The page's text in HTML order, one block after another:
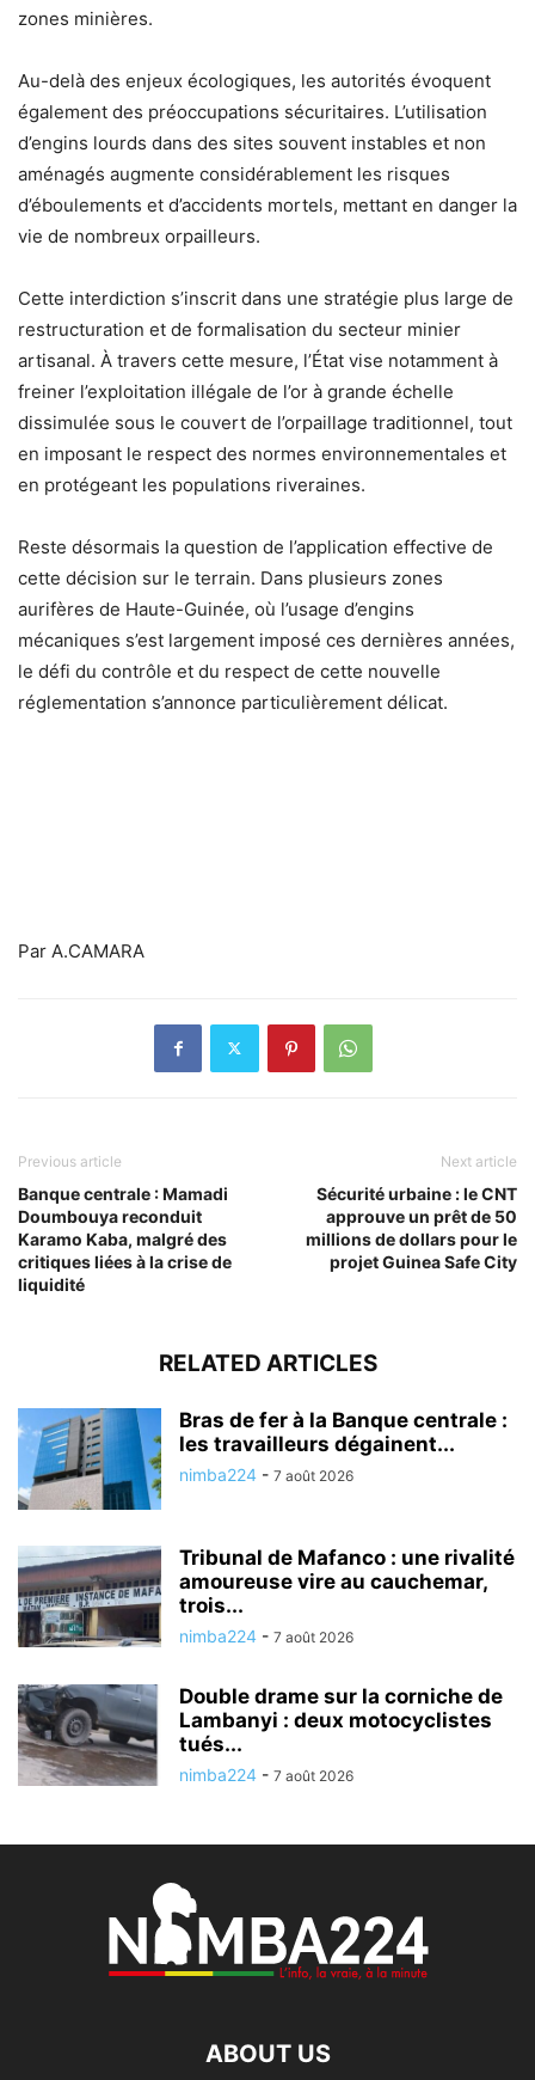
zones minières.
Au-delà des enjeux écologiques, les autorités évoquent
également des préoccupations sécuritaires. L’utilisation
d’engins lourds dans des sites souvent instables et non
aménagés augmente considérablement les risques
d’éboulements et d’accidents mortels, mettant en danger la
vie de nombreux orpailleurs.
Cette interdiction s’inscrit dans une stratégie plus large de
restructuration et de formalisation du secteur minier
artisanal. À travers cette mesure, l’État vise notamment à
freiner l’exploitation illégale de l’or à grande échelle
dissimulée sous le couvert de l’orpaillage traditionnel, tout
en imposant le respect des normes environnementales et
en protégeant les populations riveraines.
Reste désormais la question de l’application effective de
cette décision sur le terrain. Dans plusieurs zones
aurifères de Haute-Guinée, où l’usage d’engins
mécaniques s’est largement imposé ces dernières années,
le défi du contrôle et du respect de cette nouvelle
réglementation s’annonce particulièrement délicat.
Par A.CAMARA
Previous article
Banque centrale : Mamadi
Doumbouya reconduit
Karamo Kaba, malgré des
critiques liées à la crise de
liquidité
Next article
Sécurité urbaine : le CNT
approuve un prêt de 50
millions de dollars pour le
projet Guinea Safe City
RELATED ARTICLES
Bras de fer à la Banque centrale :
les travailleurs dégainent...
nimba224 - 7 août 2026
Tribunal de Mafanco : une rivalité
amoureuse vire au cauchemar,
trois...
nimba224 - 7 août 2026
Double drame sur la corniche de
Lambanyi : deux motocyclistes
tués...
nimba224 - 7 août 2026
ABOUT US